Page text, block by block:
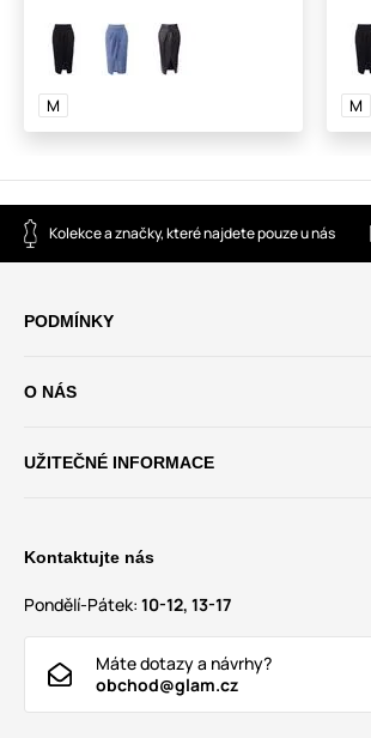
M M
Kolekce a značky, které najdete pouze u nás
PODMÍNKY
O NÁS
UŽITEČNÉ INFORMACE
Kontaktujte nás
Pondělí-Pátek: 10-12, 13-17
Máte dotazy a návrhy?
obchod@glam.cz